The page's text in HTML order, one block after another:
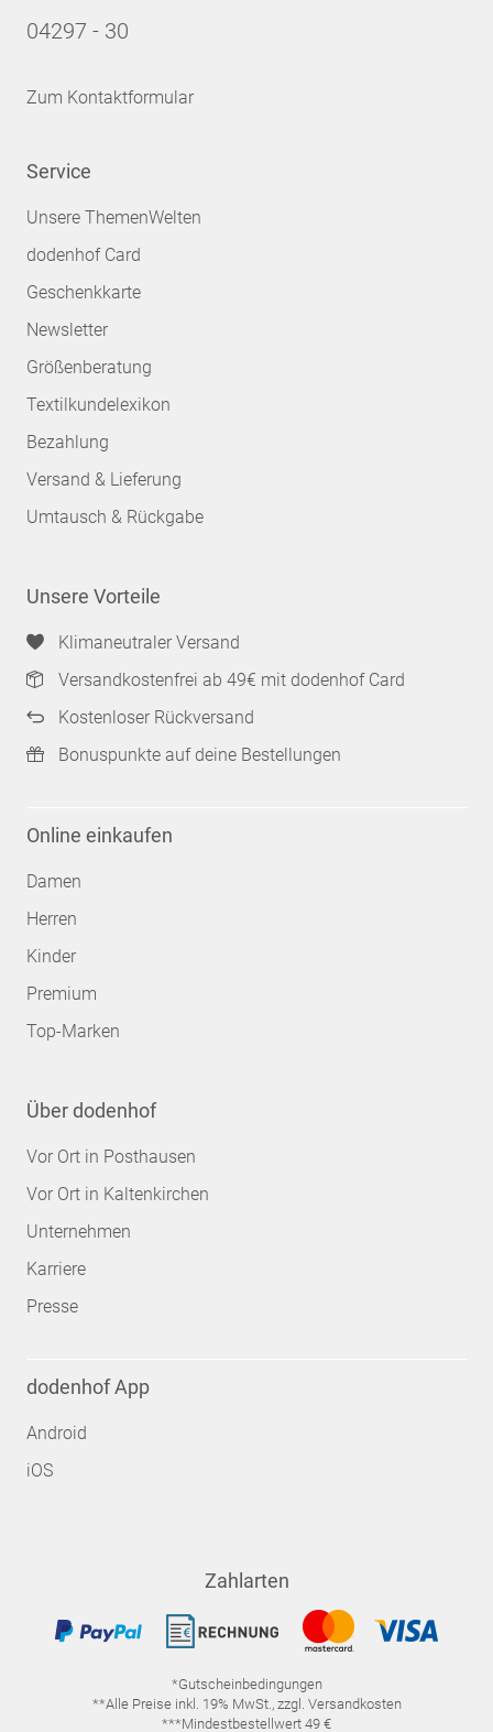
04297 - 30
Zum Kontaktformular
Service
Unsere ThemenWelten
dodenhof Card
Geschenkkarte
Newsletter
Größenberatung
Textilkundelexikon
Bezahlung
Versand & Lieferung
Umtausch & Rückgabe
Unsere Vorteile
Klimaneutraler Versand
Versandkostenfrei ab 49€ mit dodenhof Card
Kostenloser Rückversand
Bonuspunkte auf deine Bestellungen
Online einkaufen
Damen
Herren
Kinder
Premium
Top-Marken
Über dodenhof
Vor Ort in Posthausen
Vor Ort in Kaltenkirchen
Unternehmen
Karriere
Presse
dodenhof App
Android
iOS
Zahlarten
*Gutscheinbedingungen
**Alle Preise inkl. 19% MwSt., zzgl. Versandkosten
***Mindestbestellwert 49 €